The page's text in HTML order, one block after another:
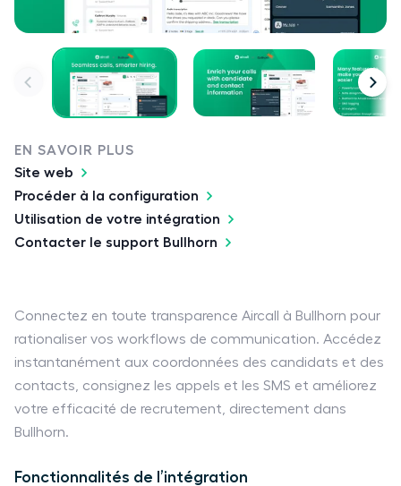
EN SAVOIR PLUS
Site web
Procéder à la configuration
Utilisation de votre intégration
Contacter le support Bullhorn
Connectez en toute transparence Aircall à Bullhorn pour
rationaliser vos workflows de communication. Accédez
instantanément aux coordonnées des candidats et des
contacts, consignez les appels et les SMS et améliorez
votre efficacité de recrutement, directement dans
Bullhorn.
Fonctionnalités de l’intégration